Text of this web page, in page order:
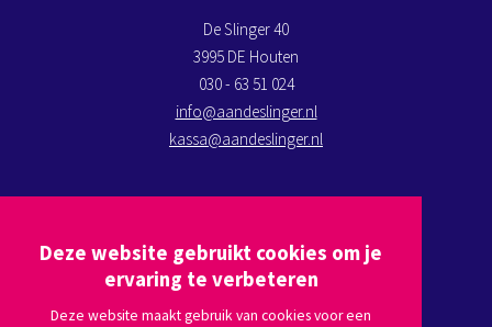
Deze website gebruikt cookies om je
ervaring te verbeteren
Deze website maakt gebruik van cookies voor een
De Slinger 40
3995 DE Houten
030 - 63 51 024
info@aandeslinger.nl
kassa@aandeslinger.nl
Plan een route via Google maps